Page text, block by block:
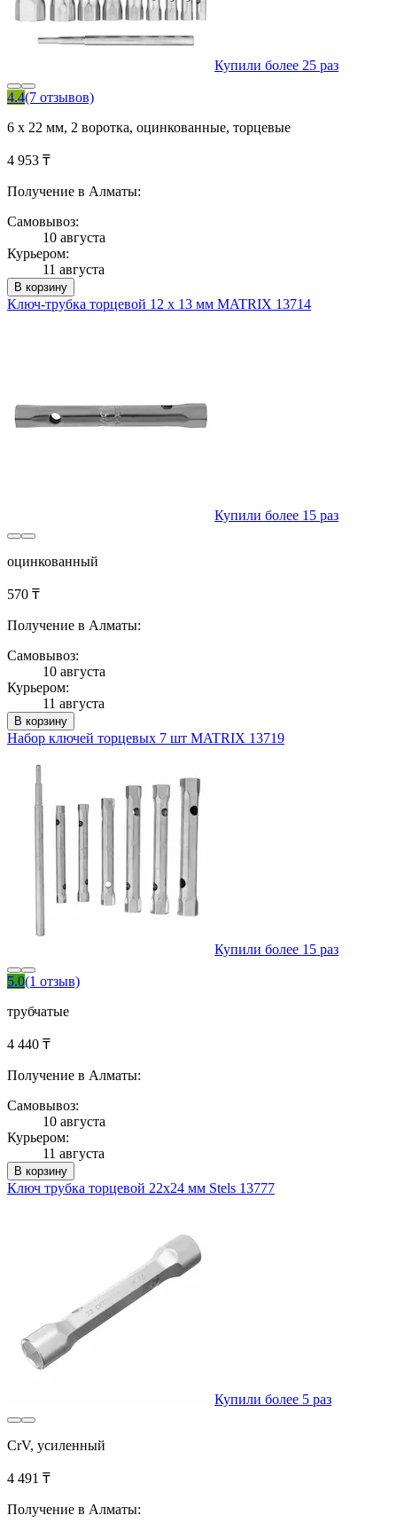
Купили более 25 раз
4.4(7 отзывов)
6 х 22 мм, 2 воротка, оцинкованные, торцевые
4 953 ₸
Получение в Алматы:
Самовывоз:
10 августа
Курьером:
11 августа
В корзину
Ключ-трубка торцевой 12 х 13 мм MATRIX 13714
Купили более 15 раз
оцинкованный
570 ₸
Получение в Алматы:
Самовывоз:
10 августа
Курьером:
11 августа
В корзину
Набор ключей торцевых 7 шт MATRIX 13719
Купили более 15 раз
5.0(1 отзыв)
трубчатые
4 440 ₸
Получение в Алматы:
Самовывоз:
10 августа
Курьером:
11 августа
В корзину
Ключ трубка торцевой 22х24 мм Stels 13777
Купили более 5 раз
CrV, усиленный
4 491 ₸
Получение в Алматы: